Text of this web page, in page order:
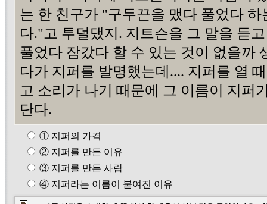
는 한 친구가 "구두끈을 맸다 풀었다 하
다."고 투덜댔지. 지트슨을 그 말을 듣
풀었다 잠갔다 할 수 있는 것이 없을까
다가 지퍼를 발명했는데.... 지퍼를 열
고 소리가 나기 때문에 그 이름이 지퍼
단다.
① 지퍼의 가격
② 지퍼를 만든 이유
③ 지퍼를 만든 사람
④ 지퍼라는 이름이 붙여진 이유